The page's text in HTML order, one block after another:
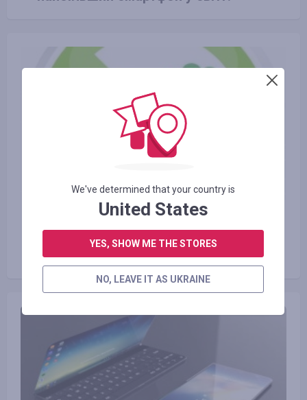
Види екологічно чистого
транспорту і користь від нього
We've determined that your country is
United States
YES, SHOW ME THE STORES
NO, LEAVE IT AS UKRAINE